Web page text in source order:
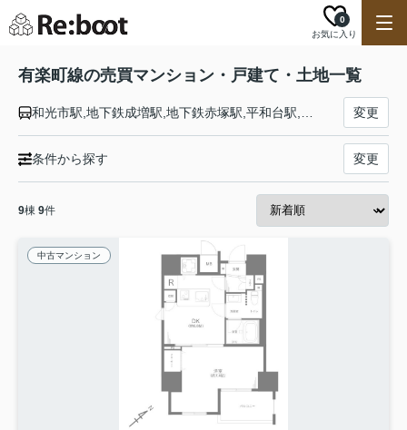
お気に入り
0
有楽町線の売買マンション・戸建て・土地一覧
変更
条件から探す 変更
9棟 9件
中古マンション